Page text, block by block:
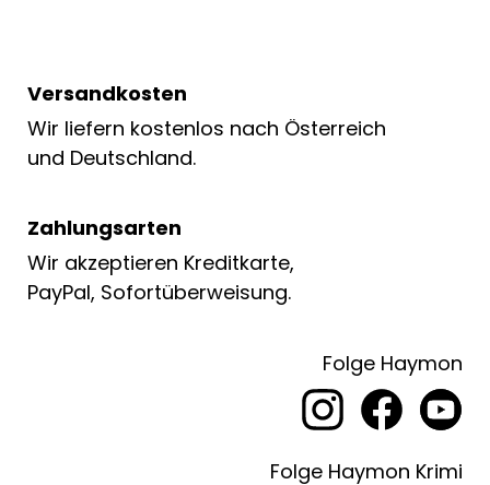
Versandkosten
Wir liefern kostenlos nach Österreich
und Deutschland.
Zahlungsarten
Wir akzeptieren Kreditkarte,
PayPal, Sofortüberweisung.
Folge Haymon
Folge Haymon Krimi